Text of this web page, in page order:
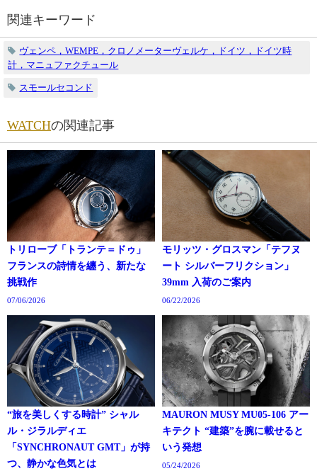
関連キーワード
ヴェンペ，WEMPE，クロノメーターヴェルケ，ドイツ，ドイツ時
計，マニュファクチュール
スモールセコンド
WATCHの関連記事
トリローブ「トランテ＝ドゥ」
フランスの詩情を纏う、新たな
挑戦作
07/06/2026
モリッツ・グロスマン「テフヌ
ート シルバーフリクション」
39mm 入荷のご案内
06/22/2026
“旅を美しくする時計” シャル
ル・ジラルディエ
「SYNCHRONAUT GMT」が持
つ、静かな色気とは
MAURON MUSY MU05-106 アー
キテクト “建築”を腕に載せると
いう発想
05/24/2026